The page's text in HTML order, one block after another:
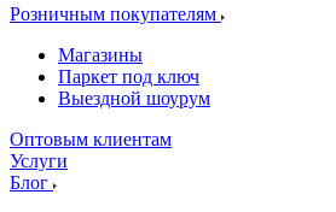
Розничным покупателям
Магазины
Паркет под ключ
Выездной шоурум
Оптовым клиентам
Услуги
Блог